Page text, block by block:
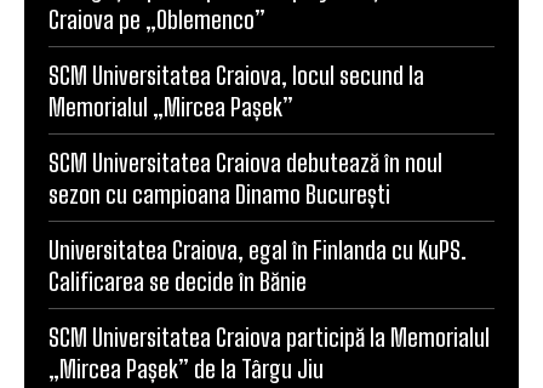
Craiova pe „Oblemenco”
SCM Universitatea Craiova, locul secund la
Memorialul „Mircea Pașek”
SCM Universitatea Craiova debutează în noul
sezon cu campioana Dinamo București
Universitatea Craiova, egal în Finlanda cu KuPS.
Calificarea se decide în Bănie
SCM Universitatea Craiova participă la Memorialul
„Mircea Pașek” de la Târgu Jiu